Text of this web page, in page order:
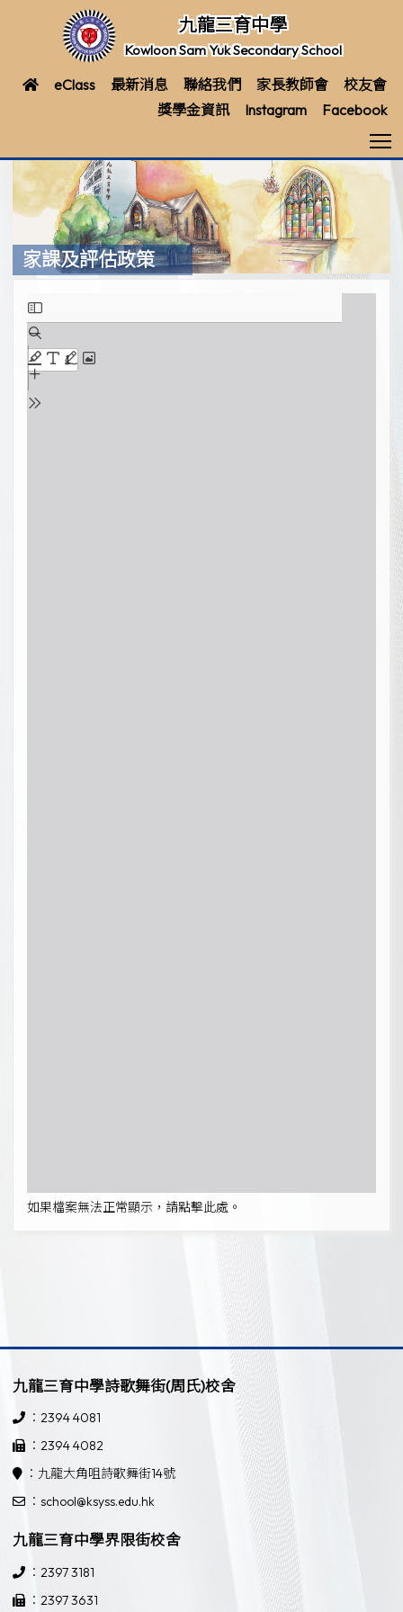
九龍三育中學
Kowloon Sam Yuk Secondary School
eClass 最新消息 聯絡我們 家長教師會
校友會
獎學金資訊
Instagram Facebook
家課及評估政策
如果檔案無法正常顯示，請點擊此處。
九龍三育中學詩歌舞街(周氏)校舍
：2394 4081
：2394 4082
：九龍大角咀詩歌舞街14號
：school@ksyss.edu.hk
九龍三育中學界限街校舍
：2397 3181
：2397 3631